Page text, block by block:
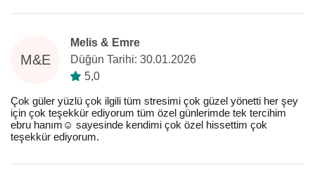
M&E
Melis & Emre
Düğün Tarihi: 30.01.2026
5,0
Çok güler yüzlü çok ilgili tüm stresimi çok güzel yönetti her şey
için çok teşekkür ediyorum tüm özel günlerimde tek tercihim
ebru hanım☺️ sayesinde kendimi çok özel hissettim çok
teşekkür ediyorum.